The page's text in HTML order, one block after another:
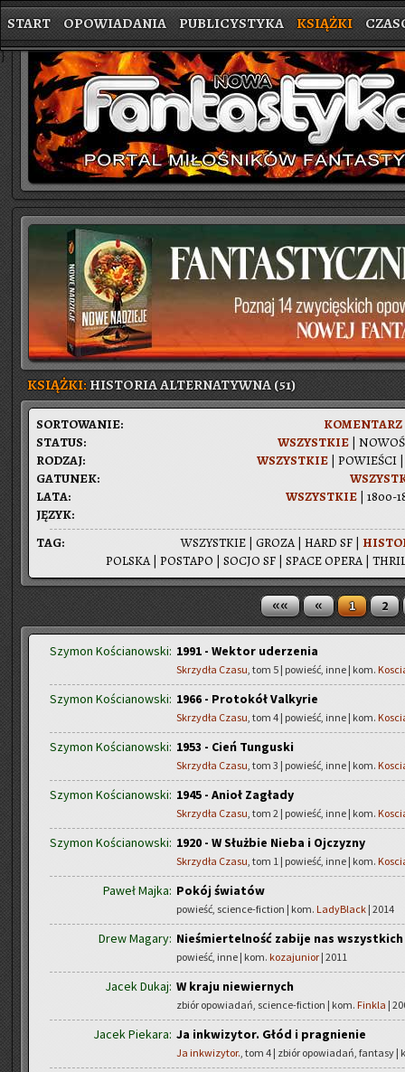
START OPOWIADANIA PUBLICYSTYKA KSIĄŻKI
}
KSIĄŻKI:HISTORIA ALTERNATYWNA (51)
KO­MEN­TARZ
WSZYST­KIE |
WSZYST­KIE | PO­WIE­ŚCI
WSZYST­KIE | 1800-
SOR­TO­WA­NIE:
STA­TUS:
RO­DZAJ:
GA­TU­NEK:
LATA:
JĘZYK:
WSZYST­KIE | GROZA| HARD SF |
POL­SKA| PO­STA­PO | SOCJO SF | SPACE OPERA|
TAG:
«« « 1 2
Szymon Kościanowski: 1991 - Wektor uderzenia
Skrzydła Czasu, tom 5 | powieść, inne | kom.
Szymon Kościanowski: 1966 - Protokół Valkyrie
Skrzydła Czasu, tom 4 | powieść, inne | kom.
Szymon Kościanowski: 1953 - Cień Tunguski
Skrzydła Czasu, tom 3 | powieść, inne | kom.
Szymon Kościanowski: 1945 - Anioł Zagłady
Skrzydła Czasu, tom 2 | powieść, inne | kom.
Szymon Kościanowski: 1920 - W Służbie Nieba i Ojczyzny
Skrzydła Czasu, tom 1 | powieść, inne | kom.
Paweł Majka: Pokój światów
powieść, science-fiction | kom. LadyBlack | 2014
Drew Magary: Nieśmiertelność zabije nas wszystkich
powieść, inne | kom. kozajunior | 2011
Jacek Dukaj: W kraju niewiernych
zbiór opowiadań, science-fiction | kom. Finkla |
Jacek Piekara: Ja inkwizytor. Głód i pragnienie
Ja inkwizytor., tom 4 | zbiór opowiadań, fantasy |